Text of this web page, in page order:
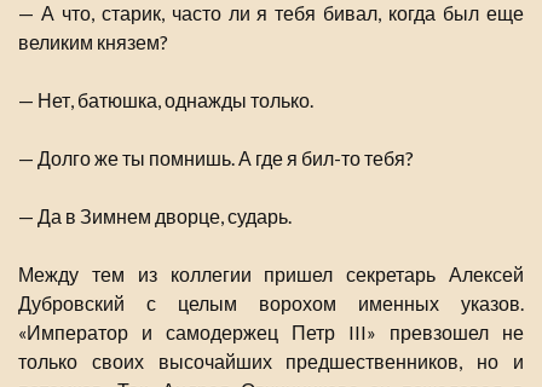
— А что, старик, часто ли я тебя бивал, когда был еще
великим князем?
— Нет, батюшка, однажды только.
— Долго же ты помнишь. А где я бил-то тебя?
— Да в Зимнем дворце, сударь.
Между тем из коллегии пришел секретарь Алексей
Дубровский с целым ворохом именных указов.
«Император и самодержец Петр III» превзошел не
только своих высочайших предшественников, но и